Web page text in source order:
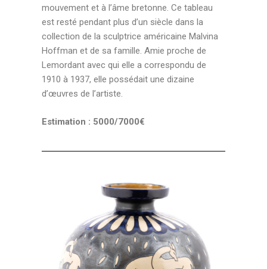
mouvement et à l’âme bretonne. Ce tableau
est resté pendant plus d’un siècle dans la
collection de la sculptrice américaine Malvina
Hoffman et de sa famille. Amie proche de
Lemordant avec qui elle a correspondu de
1910 à 1937, elle possédait une dizaine
d’œuvres de l’artiste.
Estimation : 5000/7000€